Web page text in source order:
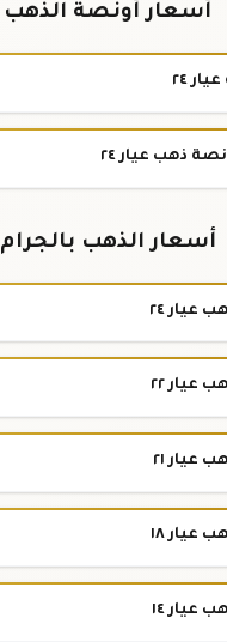
أسعار أونصة الذهب
٢٤
ذهب عيار ٢٤
أسعار الذهب بالجرام
عيار ٢٤
عيار ٢٢
عيار ٢١
عيار ١٨
عيار ١٤